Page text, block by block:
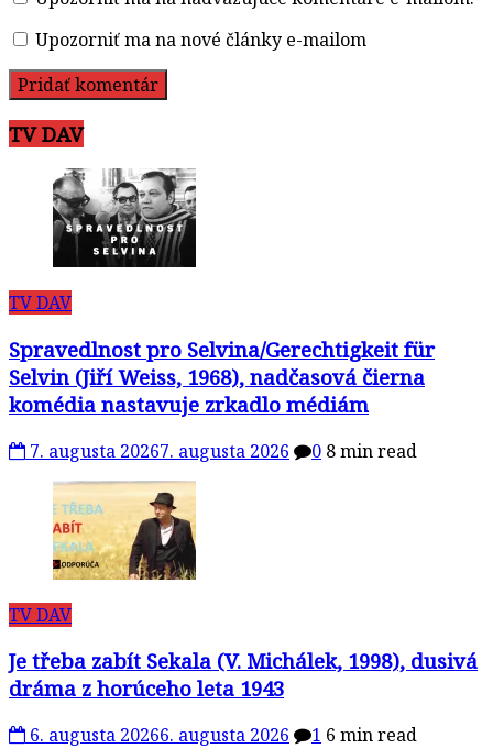
Upozorniť ma na nové články e-mailom
TV DAV
TV DAV
Spravedlnost pro Selvina/Gerechtigkeit für
Selvin (Jiří Weiss, 1968), nadčasová čierna
komédia nastavuje zrkadlo médiám
7. augusta 20267. augusta 2026 0 8 min read
TV DAV
Je třeba zabít Sekala (V. Michálek, 1998), dusivá
dráma z horúceho leta 1943
6. augusta 20266. augusta 2026 1 6 min read